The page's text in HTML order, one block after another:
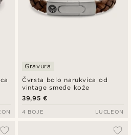
Čvrsta bolo narukvica od
vintage smeđe kože
Gravura
39,95 €
4 BOJE LUCLEON